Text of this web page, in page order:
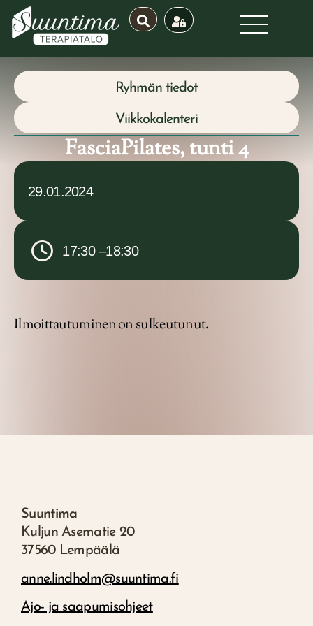
Ryhmän tiedot
Viikkokalenteri
FasciaPilates, tunti 4
29.01.2024
17:30 –18:30
Ilmoittautuminen on sulkeutunut.
Suuntima
Kuljun Asematie 20
37560 Lempäälä
anne.lindholm@suuntima.fi
Ajo- ja saapumisohjeet